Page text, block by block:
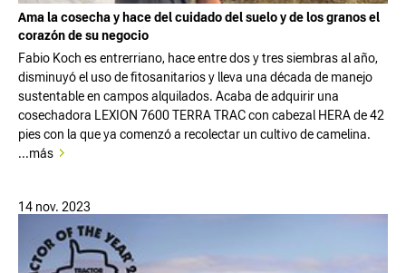
Ama la cosecha y hace del cuidado del suelo y de los granos el
corazón de su negocio
Fabio Koch es entrerriano, hace entre dos y tres siembras al año,
disminuyó el uso de fitosanitarios y lleva una década de manejo
sustentable en campos alquilados. Acaba de adquirir una
cosechadora LEXION 7600 TERRA TRAC con cabezal HERA de 42
pies con la que ya comenzó a recolectar un cultivo de camelina.
...más
14 nov. 2023